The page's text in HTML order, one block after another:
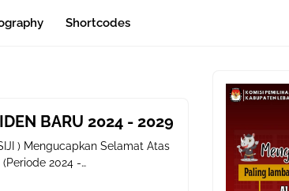
Shortcodes
BARU 2024 - 2029
) Mengucapkan Selamat Atas
2024 -…